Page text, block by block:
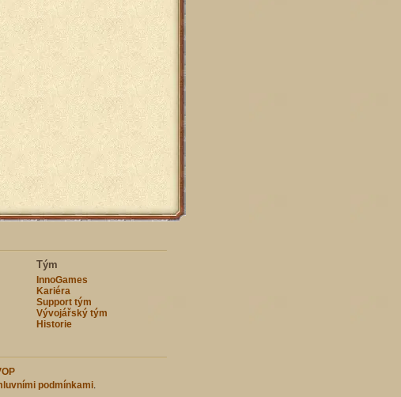
Tým
InnoGames
Kariéra
Support tým
Vývojářský tým
Historie
podmínkami.